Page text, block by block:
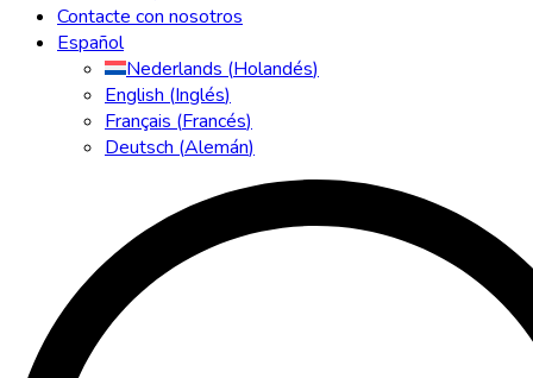
Contacte con nosotros
Español
Nederlands (Holandés)
English (Inglés)
Français (Francés)
Deutsch (Alemán)